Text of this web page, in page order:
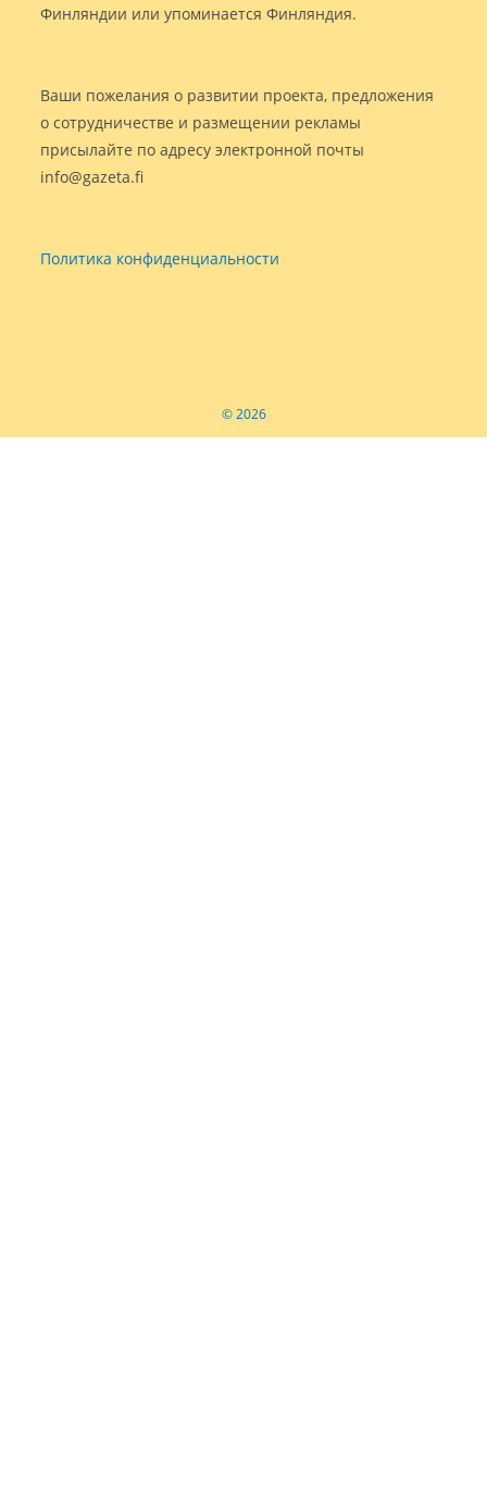
Финляндии или упоминается Финляндия.
Ваши пожелания о развитии проекта, предложения
о сотрудничестве и размещении рекламы
присылайте по адресу электронной почты
info@gazeta.fi
Политика конфиденциальности
© 2026